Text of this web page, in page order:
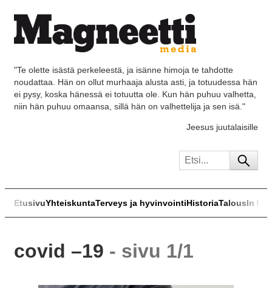
"Te olette isästä perkeleestä, ja isänne himoja te tahdotte
noudattaa. Hän on ollut murhaaja alusta asti, ja totuudessa hän
ei pysy, koska hänessä ei totuutta ole. Kun hän puhuu valhetta,
niin hän puhuu omaansa, sillä hän on valhettelija ja sen isä."
Jeesus juutalaisille
EtusivuYhteiskuntaTerveys ja hyvinvointiHistoriaTalousIn
covid –19 - sivu 1/1